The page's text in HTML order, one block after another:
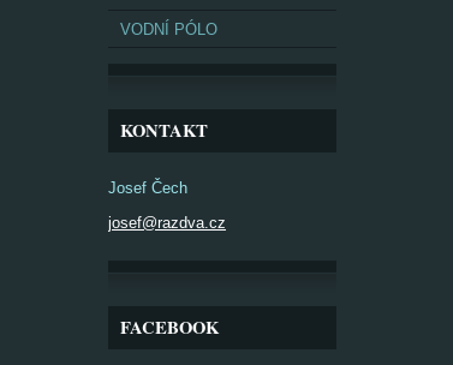
VODNÍ PÓLO
KONTAKT
Josef Čech
josef@razdva.cz
FACEBOOK